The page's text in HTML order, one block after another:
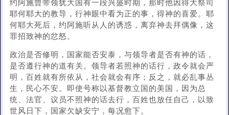
约阿施曾带领犹大国有一段兴盛时期，那时他因得大祭司
耶何耶大的教导，行神眼中看为正的事，得神的喜爱。耶
何耶大死后，约阿施听从人的诱惑，离弃神去拜偶像，这
罪招致神的忿怒。
政治是否修明，国家能否安泰，与领导者是否有神的话，
是否遵行神的道有关。领导者若照神的话行，政令就会严
明，百姓就有所依从，社会就会有序；反之，就必乱事丛
生，民心不安。即使号称以基督教立国的美国，因为总
统、法官、议员不照神的话去行，百姓也放任自己，以致
世风日下，国家欠缺安宁，每况愈下。